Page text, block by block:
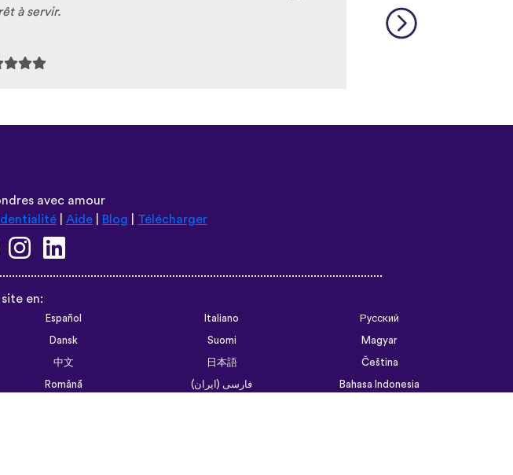
à servir.
avec amour
Aide Blog Télécharger
en:
Español Italiano
Русский
Dansk Suomi
Magyar
中文 日本語
Čeština
Română فارسی (ایران)
Bahasa Indonesia